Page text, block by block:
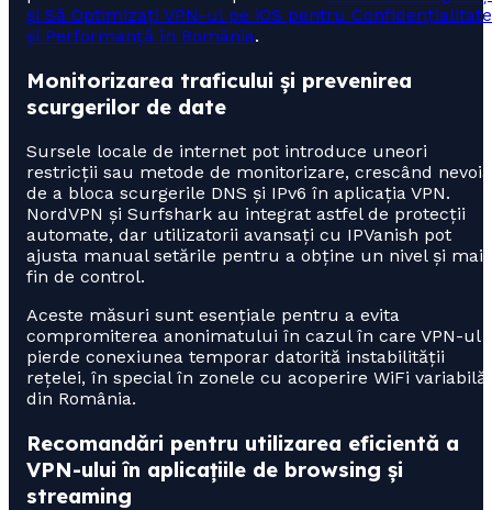
și Să Optimizați VPN-ul pe iOS pentru Confidențialitate
și Performanță în România.
Monitorizarea traficului și prevenirea
scurgerilor de date
Sursele locale de internet pot introduce uneori
restricții sau metode de monitorizare, crescând nevoia
de a bloca scurgerile DNS și IPv6 în aplicația VPN.
NordVPN și Surfshark au integrat astfel de protecții
automate, dar utilizatorii avansați cu IPVanish pot
ajusta manual setările pentru a obține un nivel și mai
fin de control.
Aceste măsuri sunt esențiale pentru a evita
compromiterea anonimatului în cazul în care VPN-ul
pierde conexiunea temporar datorită instabilității
rețelei, în special în zonele cu acoperire WiFi variabilă
din România.
Recomandări pentru utilizarea eficientă a
VPN-ului în aplicațiile de browsing și
streaming